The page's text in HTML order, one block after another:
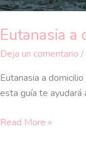
Eutanasia a
Deja un comentario /
Eutanasia a
esta guía te ayudará
Read More »